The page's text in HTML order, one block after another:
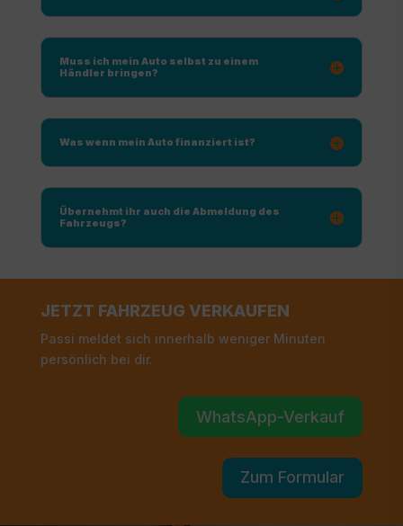
Muss ich mein Auto selbst zu einem
Händler bringen?
Was wenn mein Auto finanziert ist?
Übernehmt ihr auch die Abmeldung des
Fahrzeugs?
JETZT FAHRZEUG VERKAUFEN
Passi meldet sich innerhalb weniger Minuten
persönlich bei dir.
WhatsApp-Verkauf
Zum Formular